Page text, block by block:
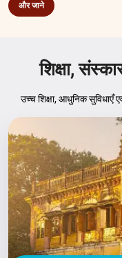
और जाने
शिक्षा,
उच्च शिक्षा, आधुनिक सुविधाएँ